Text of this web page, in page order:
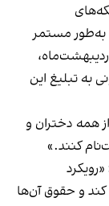
به‌طور مستمر
به تبلیغ این
همه دختران و
کنند.»
کند و حقوق آن‌ها